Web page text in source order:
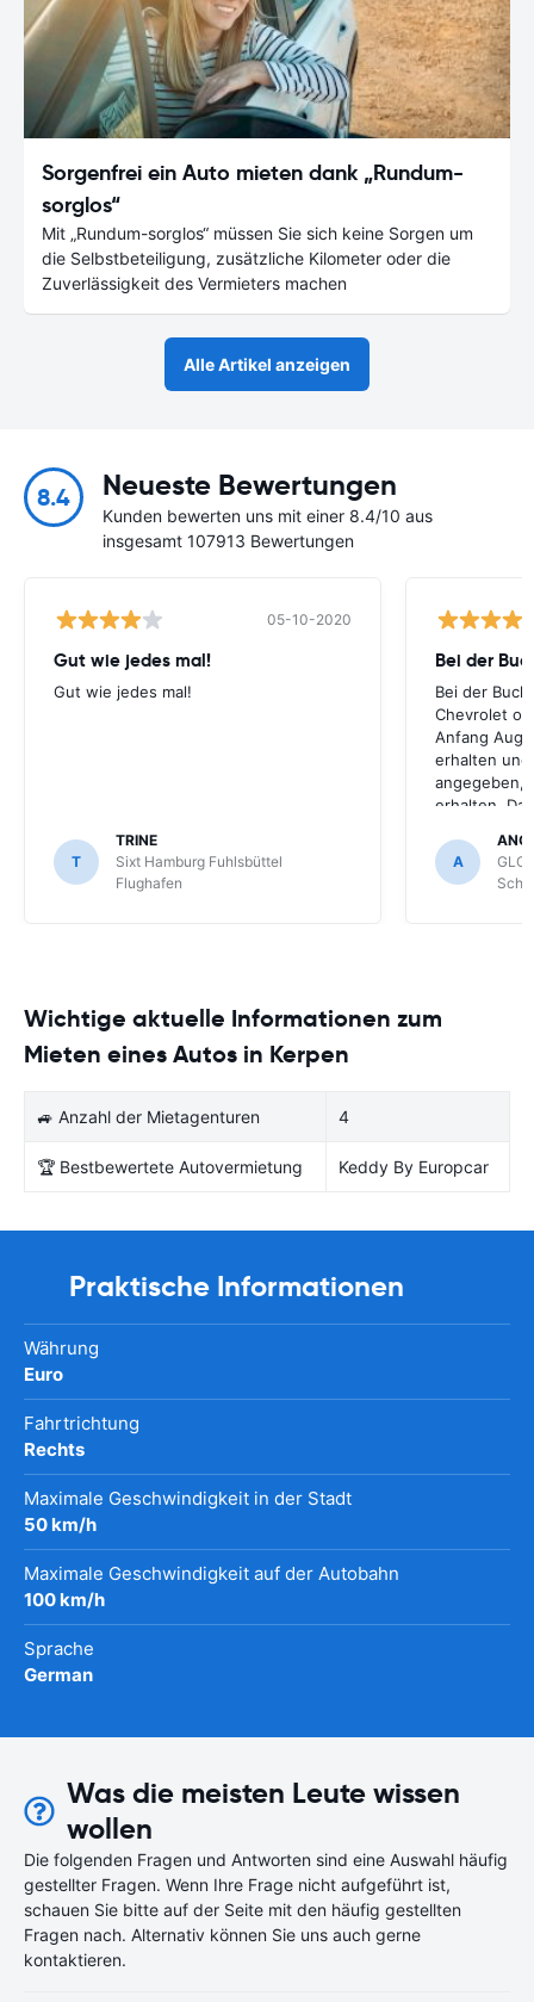
Sorgenfrei ein Auto mieten dank „Rundum-
sorglos“
Mit „Rundum-sorglos“ müssen Sie sich keine Sorgen um
die Selbstbeteiligung, zusätzliche Kilometer oder die
Zuverlässigkeit des Vermieters machen
Alle Artikel anzeigen
8.4 Neueste Bewertungen
Kunden bewerten uns mit einer 8.4/10 aus
insgesamt 107913 Bewertungen
05-10-2020
Gut wie jedes mal!
Gut wie jedes mal!
T
TRINE
Sixt Hamburg Fuhlsbüttel
Flughafen
Bei der
Bei der
Chevrolet
Anfang
erhalten
angegeben,
erhalten.
optimal,
Schönefeld
A
Wichtige aktuelle Informationen zum
Mieten eines Autos in Kerpen
🚙 Anzahl der Mietagenturen 4
🏆 Bestbewertete Autovermietung Keddy By Europcar
Praktische Informationen
Währung
Euro
Fahrtrichtung
Rechts
Maximale Geschwindigkeit in der Stadt
50 km/h
Maximale Geschwindigkeit auf der Autobahn
100 km/h
Sprache
German
Was die meisten Leute wissen
wollen
Die folgenden Fragen und Antworten sind eine Auswahl häufig
gestellter Fragen. Wenn Ihre Frage nicht aufgeführt ist,
schauen Sie bitte auf der Seite mit den häufig gestellten
Fragen nach. Alternativ können Sie uns auch gerne
kontaktieren.